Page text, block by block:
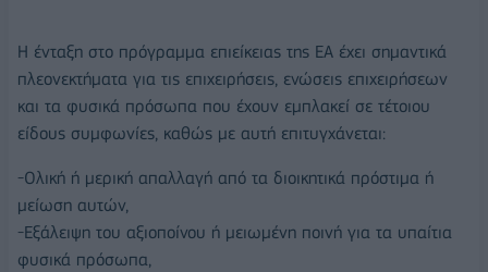
Η ένταξη στο πρόγραμμα επιείκειας της ΕΑ έχει σημαντικά
πλεονεκτήματα για τις επιχειρήσεις, ενώσεις επιχειρήσεων
και τα φυσικά πρόσωπα που έχουν εμπλακεί σε τέτοιου
είδους συμφωνίες, καθώς με αυτή επιτυγχάνεται:
-Ολική ή μερική απαλλαγή από τα διοικητικά πρόστιμα ή
μείωση αυτών,
-Εξάλειψη του αξιοποίνου ή μειωμένη ποινή για τα υπαίτια
φυσικά πρόσωπα,